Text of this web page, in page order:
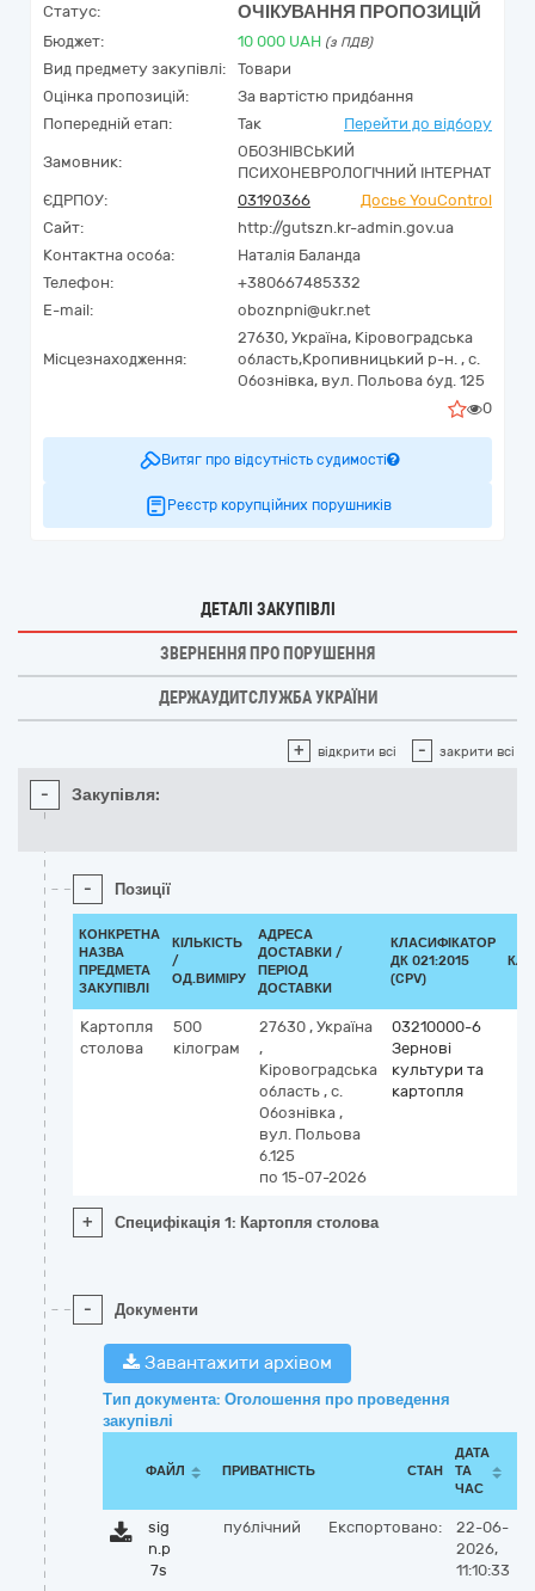
Статус: ОЧІКУВАННЯ ПРОПОЗИЦІЙ
Бюджет: 10 000 UAH (з ПДВ)
Вид предмету закупівлі:
Товари
Оцінка пропозицій:
За вартістю придбання
Попередній етап:
Так Перейти до відбору
Замовник:
ОБОЗНІВСЬКИЙ
ПСИХОНЕВРОЛОГІЧНИЙ ІНТЕРНАТ
ЄДРПОУ:
03190366
Досьє YouControl
Сайт:
http://gutszn.kr-admin.gov.ua
Контактна особа:
Наталія Баланда
Телефон:
+380667485332
E-mail:
oboznpni@ukr.net
Місцезнаходження:
27630, Україна, Кіровоградська
область,Кропивницький р-н. , с.
Обознівка, вул. Польова буд. 125
0
Витяг про відсутність судимості
Реєстр корупційних порушників
ДЕТАЛІ ЗАКУПІВЛІ
ЗВЕРНЕННЯ ПРО ПОРУШЕННЯ
ДЕРЖАУДИТСЛУЖБА УКРАЇНИ
+ відкрити всі - закрити всі
- Закупівля:
- Позиції
КОНКРЕТНА
НАЗВА
ПРЕДМЕТА
ЗАКУПІВЛІ
КІЛЬКІСТЬ
/
ОД.ВИМІРУ
АДРЕСА
ДОСТАВКИ /
ПЕРІОД
ДОСТАВКИ
КЛАСИФІКАТОР
ДК 021:2015
(CPV)
Картопля
столова
500
кілограм
27630 , Україна
,
Кіровоградська
область , с.
Обознівка ,
вул. Польова
б.125
по 15-07-2026
03210000-6
Зернові
культури та
картопля
+ Специфікація 1: Картопля столова
- Документи
Завантажити архівом
Тип документа: Оголошення про проведення
закупівлі
ФАЙЛ ПРИВАТНІСТЬ СТАН
ДАТА
ТА
ЧАС
sig
n.p
7s
публічний Експортовано:
22-06-
2026,
11:10:33